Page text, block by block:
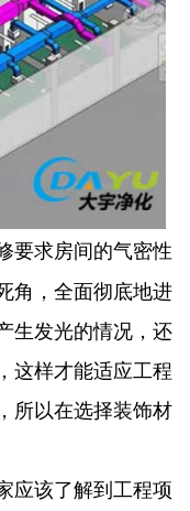
要求房间的气密性
角，全面彻底地进
生发光的情况，还
这样才能适应工程
所以在选择装饰材
应该了解到工程项